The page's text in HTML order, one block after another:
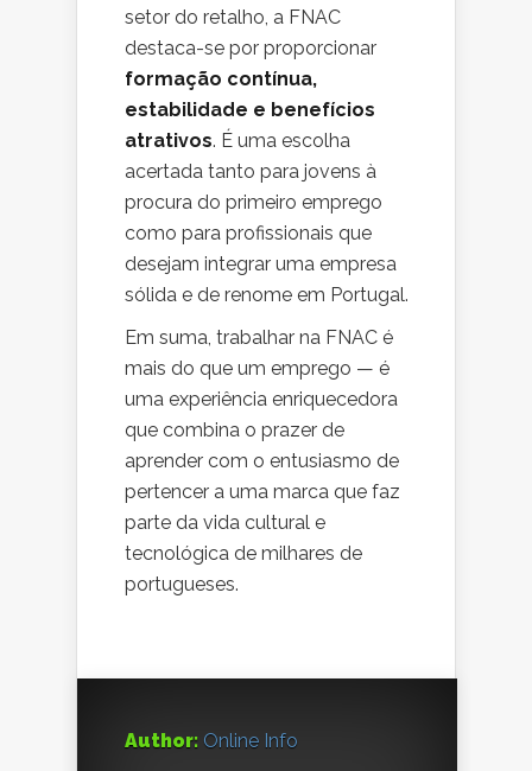
setor do retalho, a FNAC
destaca-se por proporcionar
formação contínua,
estabilidade e benefícios
atrativos. É uma escolha
acertada tanto para jovens à
procura do primeiro emprego
como para profissionais que
desejam integrar uma empresa
sólida e de renome em Portugal.
Em suma, trabalhar na FNAC é
mais do que um emprego — é
uma experiência enriquecedora
que combina o prazer de
aprender com o entusiasmo de
pertencer a uma marca que faz
parte da vida cultural e
tecnológica de milhares de
portugueses.
Author: Online Info